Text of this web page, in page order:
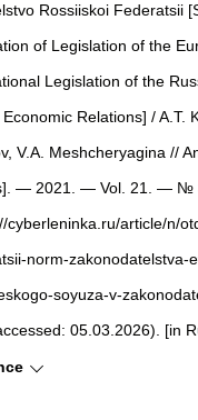
Rossiiskoi Federatsii
of Legislation of the
Legislation of the
Relations] / A.T.
V.A. Meshcheryagina //
— 2021. — Vol. 21. —
cyberleninka.ru/article/n/
norm-zakonodatelstva-
soyuza-v-
05.03.2026). [in